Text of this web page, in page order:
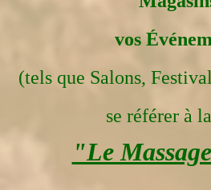
vos
(tels que Salons,
se référer à
"Le